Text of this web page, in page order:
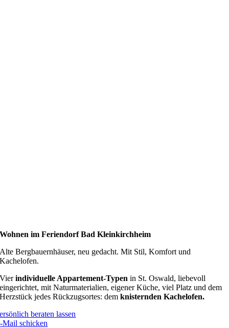
Wohnen im Feriendorf Bad Kleinkirchheim
Alte Bergbauernhäuser, neu gedacht. Mit Stil, Komfort und
Kachelofen.
Vierindividuelle Appartement-Typen in St. Oswald, liebevoll
eingerichtet, mit Naturmaterialien, eigener Küche, viel Platz und dem
Herzstück jedes Rückzugsortes: demknisternden Kachelofen.
beraten lassen
Mail schicken